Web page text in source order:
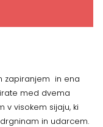
zapiranjem in ena
med dvema
v visokem sijaju, ki
in udarcem.